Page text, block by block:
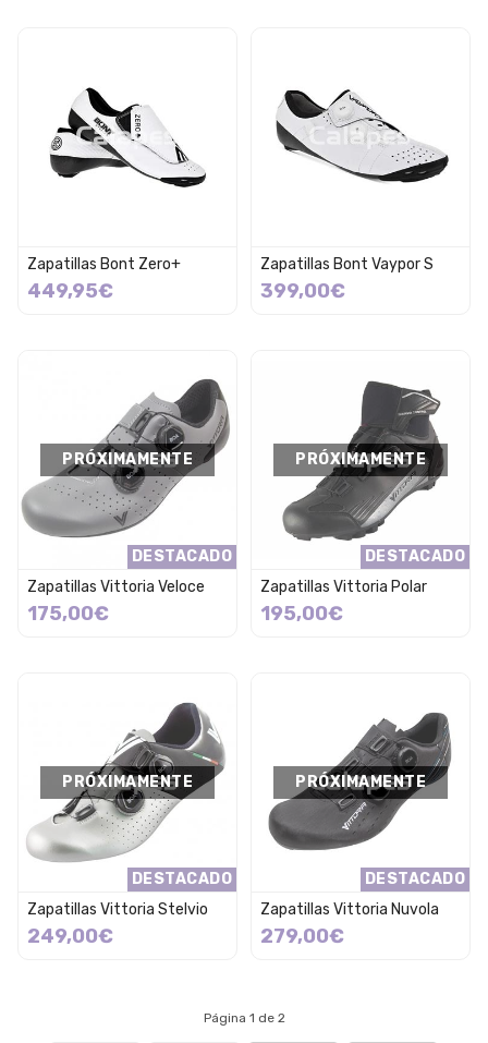
Zapatillas Bont Zero+
449,95€
Zapatillas Bont Vaypor S
399,00€
DESTACADO
PRÓXIMAMENTE
Zapatillas Vittoria Veloce
175,00€
DESTACADO
PRÓXIMAMENTE
Zapatillas Vittoria Polar
195,00€
DESTACADO
PRÓXIMAMENTE
Zapatillas Vittoria Stelvio
249,00€
DESTACADO
PRÓXIMAMENTE
Zapatillas Vittoria Nuvola
279,00€
Página 1 de 2